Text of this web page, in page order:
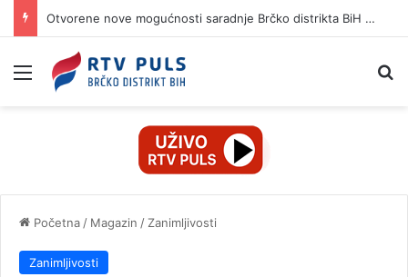
Otvorene nove mogućnosti saradnje Brčko distrikta BiH i Istanbulske privredne komore
Izbornik
Početna / Magazin / Zanimljivosti
Zanimljivosti